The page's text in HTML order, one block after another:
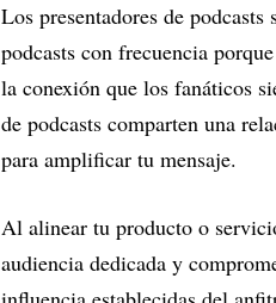
Los presentadores de
podcasts con frecuencia
la conexión que los fanáticos
de podcasts comparten una
para amplificar tu mensaje.
Al alinear tu producto o
audiencia dedicada y